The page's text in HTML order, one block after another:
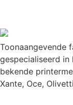
Toonaangevende
gespecialiseerd
bekende
Xante, Oce,